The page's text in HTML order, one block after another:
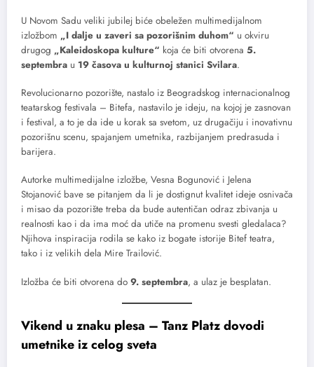
U Novom Sadu veliki jubilej biće obeležen multimedijalnom
izložbom „I dalje u zaveri sa pozorišnim duhom“ u okviru
drugog „Kaleidoskopa kulture“ koja će biti otvorena 5.
septembra u 19 časova u kulturnoj stanici Svilara.
Revolucionarno pozorište, nastalo iz Beogradskog internacionalnog
teatarskog festivala – Bitefa, nastavilo je ideju, na kojoj je zasnovan
i festival, a to je da ide u korak sa svetom, uz drugačiju i inovativnu
pozorišnu scenu, spajanjem umetnika, razbijanjem predrasuda i
barijera.
Autorke multimedijalne izložbe, Vesna Bogunović i Jelena
Stojanović bave se pitanjem da li je dostignut kvalitet ideje osnivača
i misao da pozorište treba da bude autentičan odraz zbivanja u
realnosti kao i da ima moć da utiče na promenu svesti gledalaca?
Njihova inspiracija rodila se kako iz bogate istorije Bitef teatra,
tako i iz velikih dela Mire Trailović.
Izložba će biti otvorena do 9. septembra, a ulaz je besplatan.
Vikend u znaku plesa – Tanz Platz dovodi
umetnike iz celog sveta